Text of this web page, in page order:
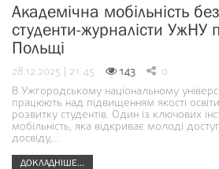
Академічна мобільність
студенти-журналісти УжНУ
Польщі
28.12.2025 | 21:45 143 0
В Ужгородському національному
працюють над підвищенням якості
розвитку студентів. Один із ключових
мобільність, яка відкриває молоді
досвіду,…
ДОКЛАДНІШЕ...